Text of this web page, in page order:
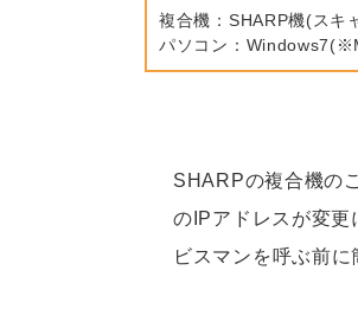
複合機：SHARP機(スキ
パソコン：
SHARPの複合機の
のIPアドレスが変更
ビスマンを呼ぶ前